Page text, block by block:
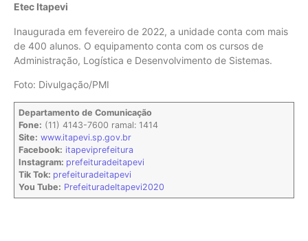
Etec Itapevi
Inaugurada em fevereiro de 2022, a unidade conta com mais
de 400 alunos. O equipamento conta com os cursos de
Administração, Logística e Desenvolvimento de Sistemas.
Foto: Divulgação/PMI
Departamento de Comunicação
Fone: (11) 4143-7600 ramal: 1414
Site: www.itapevi.sp.gov.br
Facebook: itapeviprefeitura
Instagram: prefeituradeitapevi
Tik Tok: prefeituradeitapevi
You Tube: PrefeituradeItapevi2020